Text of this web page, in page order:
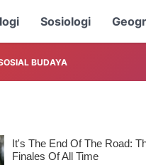
Sosiologi
BUDAYA